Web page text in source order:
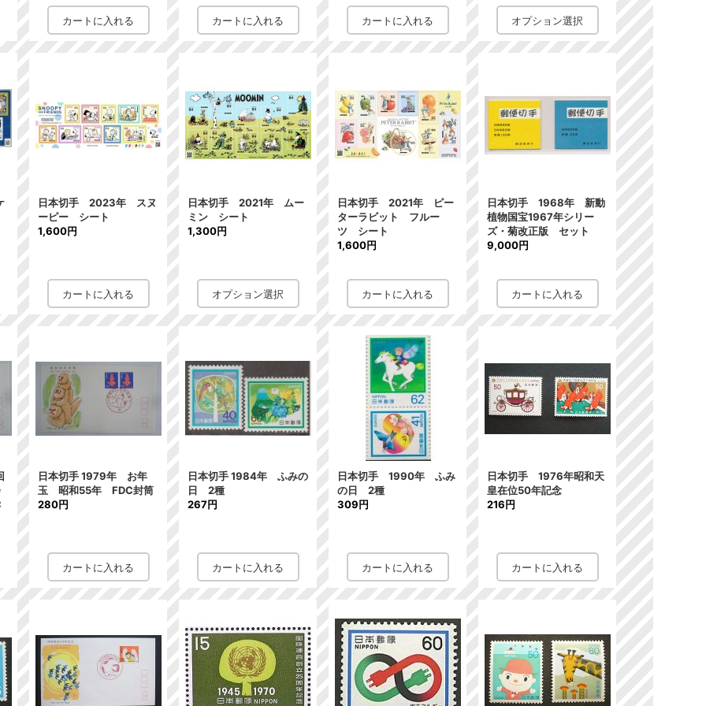
日本切手 2023年 スヌ
ーピー シート
1,600円
日本切手 2021年 ムー
ミン シート
1,300円
日本切手 2021年 ピー
ターラビット フルー
ツ シート
1,600円
日本切手 1968年 新動
植物国宝1967年シリー
ズ・菊改正版 セット
9,000円
日本切手 1979年 お年
玉 昭和55年 FDC封筒
280円
日本切手 1984年 ふみの
日 2種
267円
日本切手 1990年 ふみ
の日 2種
309円
日本切手 1976年昭和天
皇在位50年記念
216円